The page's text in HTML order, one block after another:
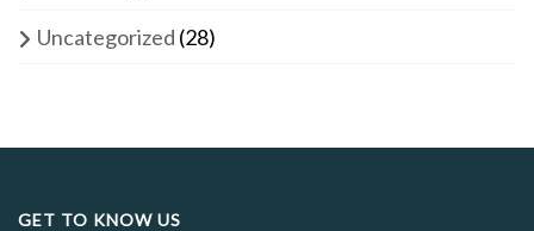
Uncategorized (28)
GET TO KNOW US